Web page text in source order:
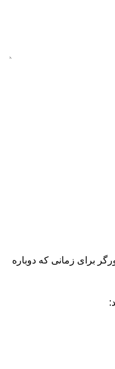
برای زمانی که دوباره